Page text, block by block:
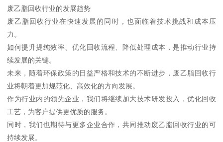
废乙脂回收行业的发展趋势
废乙脂回收行业在快速发展的同时，也面临着技术挑战和成本压
力。
如何提升提纯效率、优化回收流程、降低处理成本，是推动行业持
续发展的关键。
未来，随着环保政策的日益严格和技术的不断进步，废乙脂回收行
业将朝着更加规范化、高效化的方向发展。
作为行业内的领先企业，我们将继续加大技术研发投入，优化回收
工艺，为客户提供更优质的服务。
同时，我们也期待与更多企业合作，共同推动废乙脂回收行业的可
持续发展。